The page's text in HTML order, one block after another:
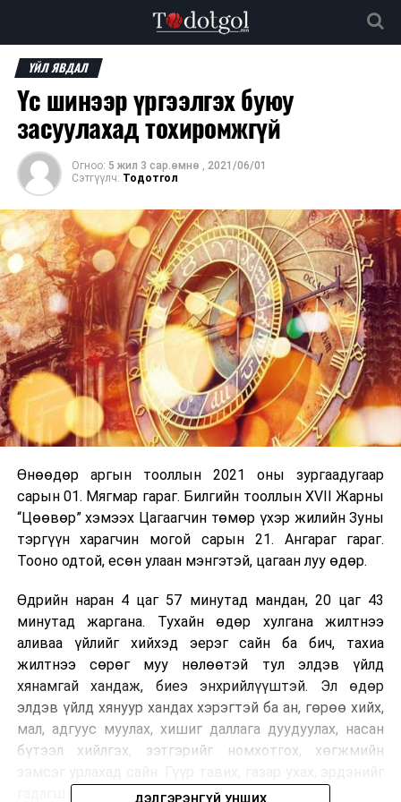
ҮЙЛ ЯВДАЛ
Үс шинээр үргээлгэх буюу
засуулахад тохиромжгүй
Огноо: 5 жил 3 сар.өмнө , 2021/06/01
Сэтгүүлч: Тодотгол
Өнөөдөр аргын тооллын 2021 оны зургаадугаар
сарын 01. Мягмар гараг. Билгийн тооллын XVII Жарны
“Цөөвөр” хэмээх Цагаагчин төмөр үхэр жилийн Зуны
тэргүүн харагчин могой сарын 21. Ангараг гараг.
Тооно одтой, есөн улаан мэнгэтэй, цагаан луу өдөр.
Өдрийн наран 4 цаг 57 минутад мандан, 20 цаг 43
минутад жаргана. Тухайн өдөр хулгана жилтнээ
аливаа үйлийг хийхэд эерэг сайн ба бич, тахиа
жилтнээ сөрөг муу нөлөөтэй тул элдэв үйлд
хянамгай хандаж, биеэ энхрийлүүштэй. Эл өдөр
элдэв үйлд хянуур хандах хэрэгтэй ба ан, гөрөө хийх,
мал, адгуус муулах, хишиг даллага дуудуулах, насан
бүтээл хийлгэх, зэтгэрийг номхотгох, хөгжмийн
гадагш өгөхөд муу.ДЭЛГЭРЭНГҮЙ УНШИХ